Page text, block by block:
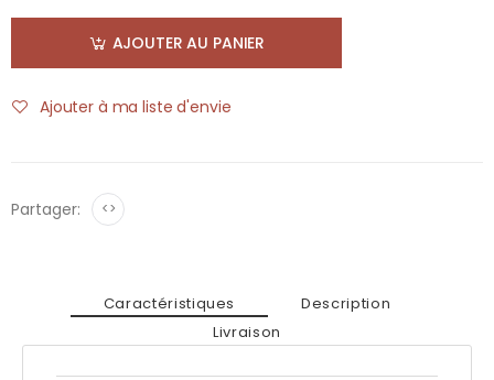
AJOUTER AU PANIER
Ajouter à ma liste d'envie
Partager: <>
Caractéristiques
Description
Livraison